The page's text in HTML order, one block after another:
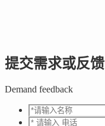
提交需求或反馈
Demand feedback